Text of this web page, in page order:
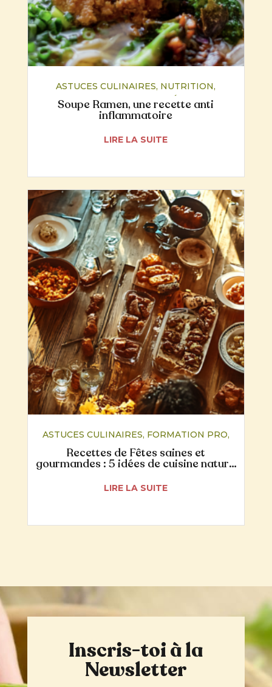
Soupe Ramen, une recette anti
inflammatoire
ASTUCES CULINAIRES, NUTRITION,
RECETTES, SANTÉ
LIRE LA SUITE
Recettes de Fêtes saines et
gourmandes : 5 idées de cuisine naturo
ASTUCES CULINAIRES, FORMATION PRO,
NUTRITION, RECETTES
LIRE LA SUITE
Inscris-toi à la
Newsletter